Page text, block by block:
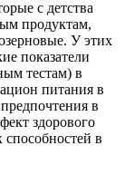
с детства
продуктам,
У этих
показатели
тестам) в
питания в
в
здорового
в